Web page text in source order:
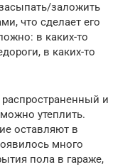
заложить
что сделает его
в каких-то
в каких-то
и
утеплить.
оставляют в
много
пола в гараже,